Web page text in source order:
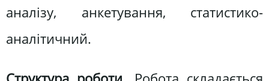
аналізу, анкетування, статистико-
аналітичний.